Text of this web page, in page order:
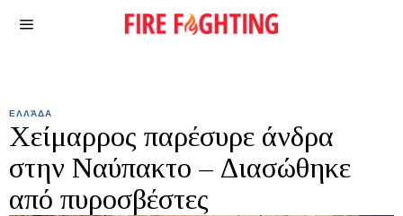
ΕΛΛΆΔΑ
Χείμαρρος παρέσυρε άνδρα
στην Ναύπακτο – Διασώθηκε
από πυροσβέστες